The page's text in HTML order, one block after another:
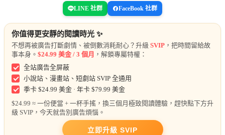
LINE 社群 FaceBook 社群
你值得更安靜的閱讀時光 ✨
不想再被廣告打斷劇情、被倒數消耗耐心？升級 SVIP ，把時間留給故
事本身。 $24.99 美金 / 3 個月 ，解鎖專屬特權：
全站廣告全屏蔽
小說站、漫畫站、短劇站 SVIP 全通用
季卡 $24.99 美金 · 年卡 $79.99 美金
$24.99 ≈ 一份便當 + 一杯手搖，換三個月極致閱讀體驗，趕快點下方升
級 SVIP，今天就告別廣告煩惱。
立即升級 SVIP